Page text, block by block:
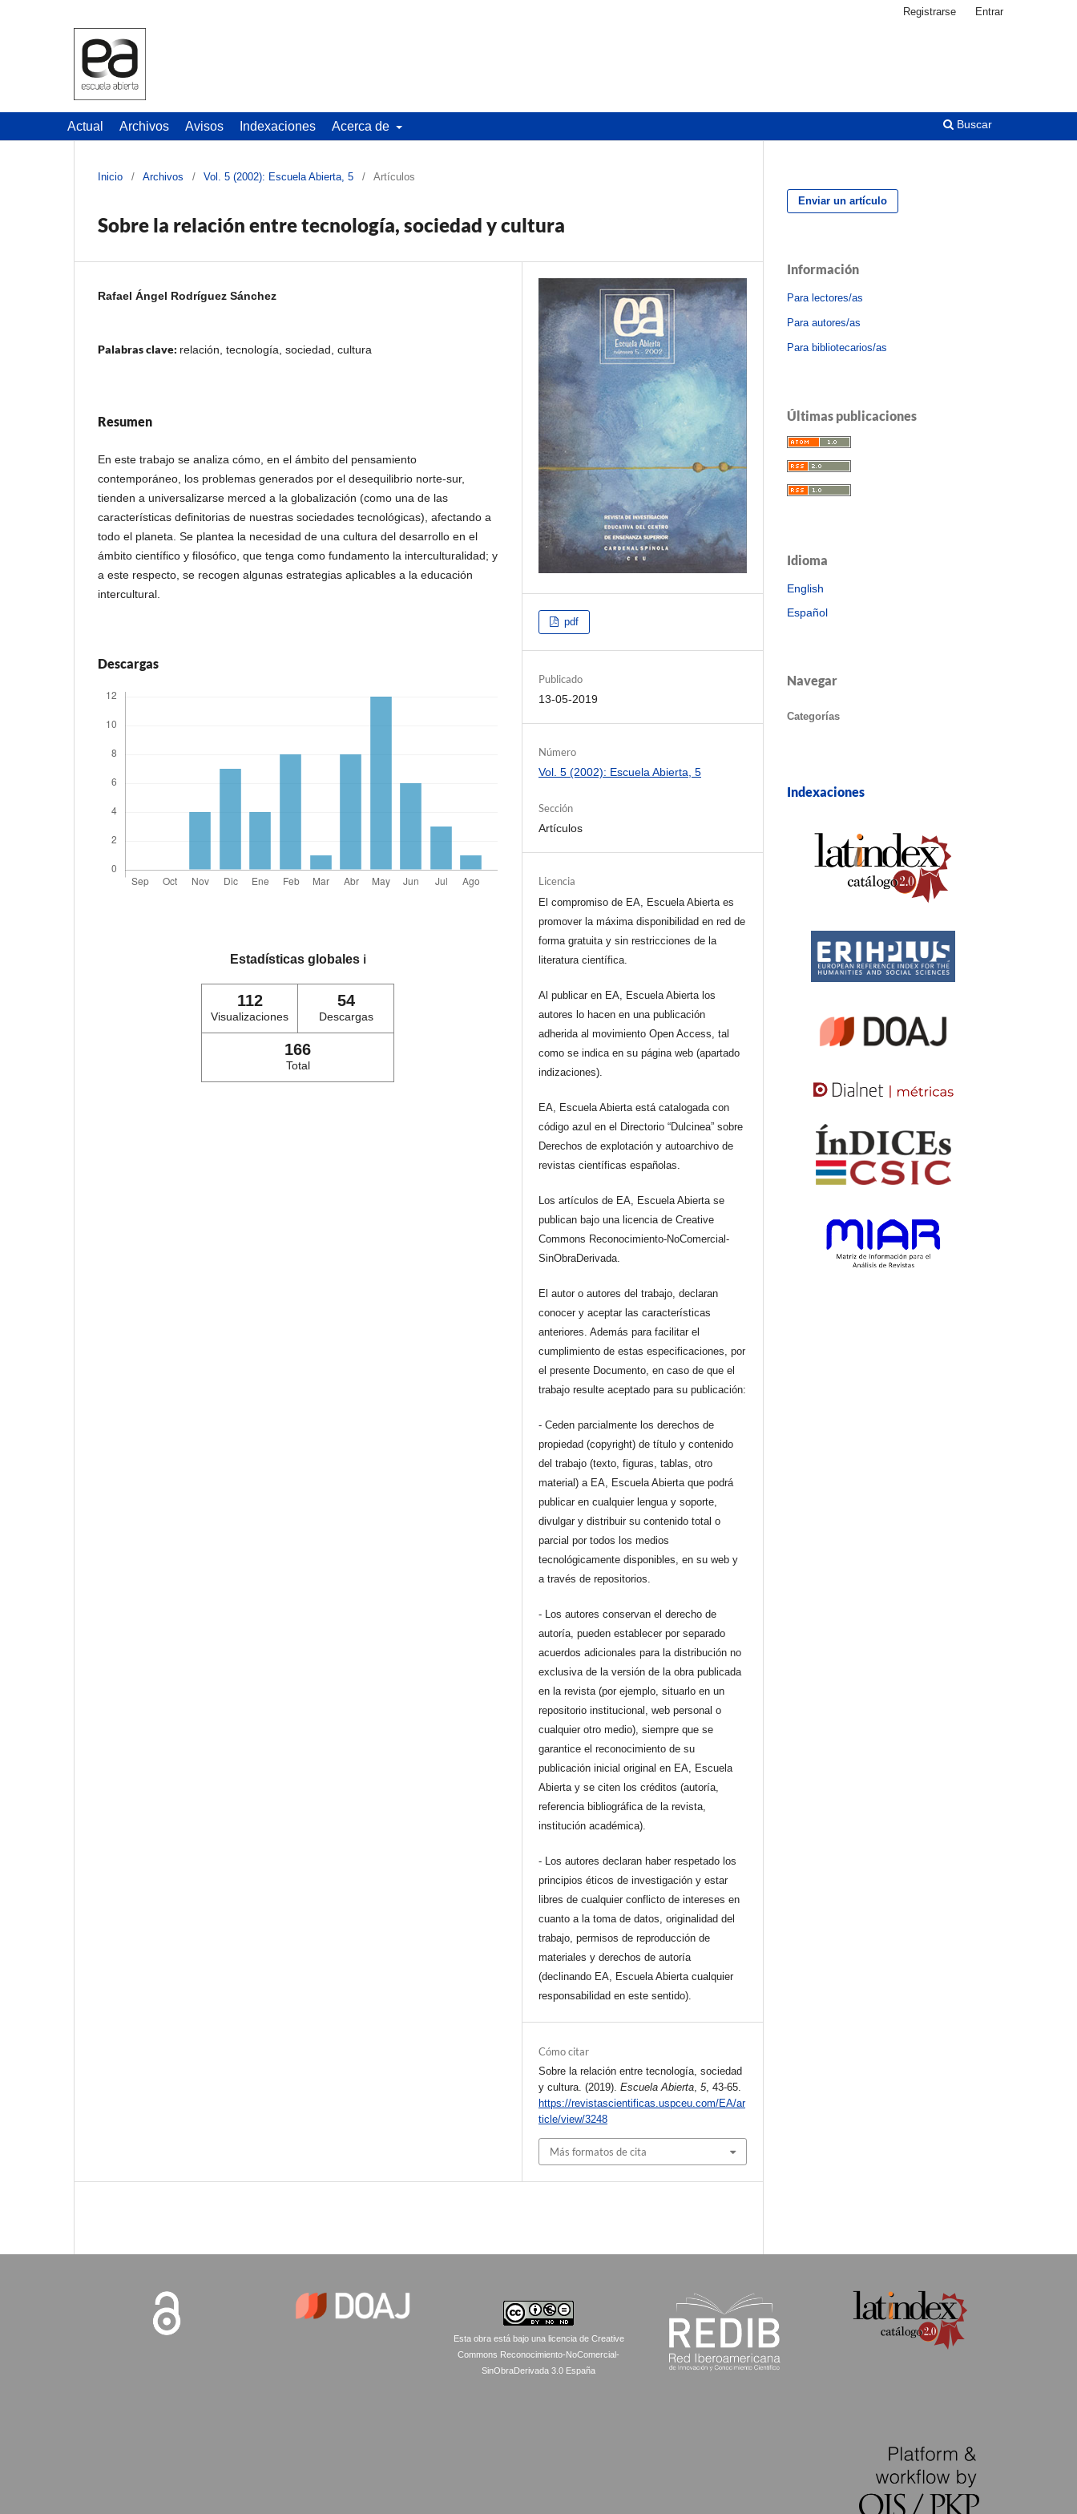
Actual Archivos Avisos Indexaciones Acerca de Buscar
Registrarse Entrar
Inicio / Archivos / Vol. 5 (2002): Escuela Abierta, 5 / Artículos
Sobre la relación entre tecnología, sociedad y cultura
Rafael Ángel Rodríguez Sánchez
Palabras clave: relación, tecnología, sociedad, cultura
Resumen
En este trabajo se analiza cómo, en el ámbito del pensamiento
contemporáneo, los problemas generados por el desequilibrio norte-sur,
tienden a universalizarse merced a la globalización (como una de las
características definitorias de nuestras sociedades tecnológicas), afectando a
todo el planeta. Se plantea la necesidad de una cultura del desarrollo en el
ámbito científico y filosófico, que tenga como fundamento la interculturalidad; y
a este respecto, se recogen algunas estrategias aplicables a la educación
intercultural.
Descargas
Estadísticas globales ℹ️
112
Visualizaciones
54
Descargas
166
Total
pdf
Publicado
13-05-2019
Número
Vol. 5 (2002): Escuela Abierta, 5
Sección
Artículos
Licencia
El compromiso de EA, Escuela Abierta es
promover la máxima disponibilidad en red de
forma gratuita y sin restricciones de la
literatura científica.
Al publicar en EA, Escuela Abierta los
autores lo hacen en una publicación
adherida al movimiento Open Access, tal
como se indica en su página web (apartado
indizaciones).
EA, Escuela Abierta está catalogada con
código azul en el Directorio “Dulcinea” sobre
Derechos de explotación y autoarchivo de
revistas científicas españolas.
Los artículos de EA, Escuela Abierta se
publican bajo una licencia de Creative
Commons Reconocimiento-NoComercial-
SinObraDerivada.
El autor o autores del trabajo, declaran
conocer y aceptar las características
anteriores. Además para facilitar el
cumplimiento de estas especificaciones, por
el presente Documento, en caso de que el
trabajo resulte aceptado para su publicación:
- Ceden parcialmente los derechos de
propiedad (copyright) de título y contenido
del trabajo (texto, figuras, tablas, otro
material) a EA, Escuela Abierta que podrá
publicar en cualquier lengua y soporte,
divulgar y distribuir su contenido total o
parcial por todos los medios
tecnológicamente disponibles, en su web y
a través de repositorios.
- Los autores conservan el derecho de
autoría, pueden establecer por separado
acuerdos adicionales para la distribución no
exclusiva de la versión de la obra publicada
en la revista (por ejemplo, situarlo en un
repositorio institucional, web personal o
cualquier otro medio), siempre que se
garantice el reconocimiento de su
publicación inicial original en EA, Escuela
Abierta y se citen los créditos (autoría,
referencia bibliográfica de la revista,
institución académica).
- Los autores declaran haber respetado los
principios éticos de investigación y estar
libres de cualquier conflicto de intereses en
cuanto a la toma de datos, originalidad del
trabajo, permisos de reproducción de
materiales y derechos de autoría
(declinando EA, Escuela Abierta cualquier
responsabilidad en este sentido).
Cómo citar
Sobre la relación entre tecnología, sociedad
y cultura. (2019).Escuela Abierta ,5, 43-65.
https://revistascientificas.uspceu.com/EA/ar
ticle/view/3248
Más formatos de cita
Enviar un artículo
Información
Para lectores/as
Para autores/as
Para bibliotecarios/as
Últimas publicaciones
Idioma
English
Español
Navegar
Categorías
Indexaciones
Esta obra está bajo una licencia de Creative
Commons Reconocimiento-NoComercial-
SinObraDerivada 3.0 España